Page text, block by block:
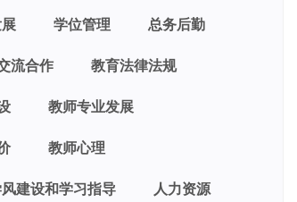
学位管理 总务后勤
流合作 教育法律法规
教师专业发展
教师心理
建设和学习指导 人力资源